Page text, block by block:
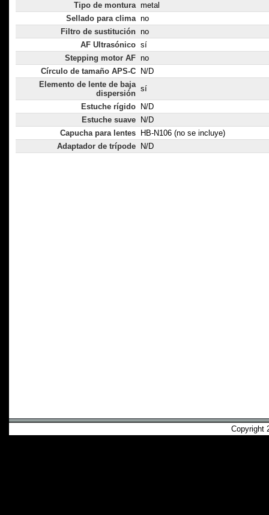
Tipo de montura metal
Sellado para clima no
Filtro de sustitución no
AF Ultrasónico sí
Stepping motor AF no
Círculo de tamaño APS-C
N/D
Elemento de lente de baja
dispersión
sí
Estuche rígido
N/D
Estuche suave
N/D
Capucha para lentes
HB-N106 (no se incluye)
Adaptador de trípode
N/D
Copyright